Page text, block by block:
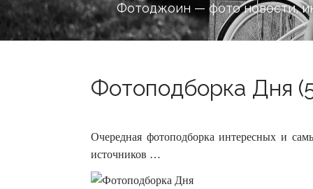
Фотоджоин — фото новости,
Фотоподборка Дня
Очередная фотоподборка интересных и
источников …